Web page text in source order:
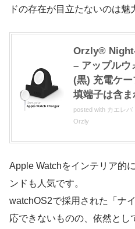
ドの存在が目立たないのは魅
Orzly®
– アップルウ
(黒) 充電ケ
填端子は含
posted with カエレバ
Orzly
Apple Watchをインテリア的
ンドも人気です。
watchOS2で採用された「ナ
応できないものの、依然とし